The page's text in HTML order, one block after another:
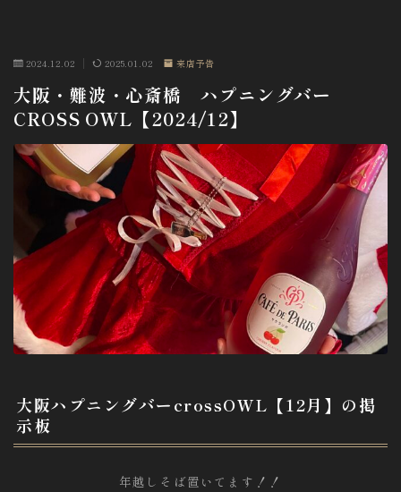
2024.12.02 2025.01.02 来店予告
大阪・難波・心斎橋 ハプニングバー
CROSS OWL【2024/12】
大阪ハプニングバーcrossOWL【12月】の掲
示板
年越しそば置いてます！！